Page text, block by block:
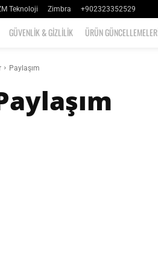
Teknoloji Zimbra +902323352529
GÜVENLIK & GIZLILIK ÜRÜN
Paylaşım